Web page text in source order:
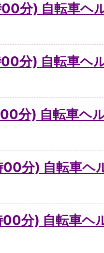
分) 自転車ヘ
分) 自転車ヘ
分) 自転車ヘ
分) 自転車ヘ
分) 自転車ヘ